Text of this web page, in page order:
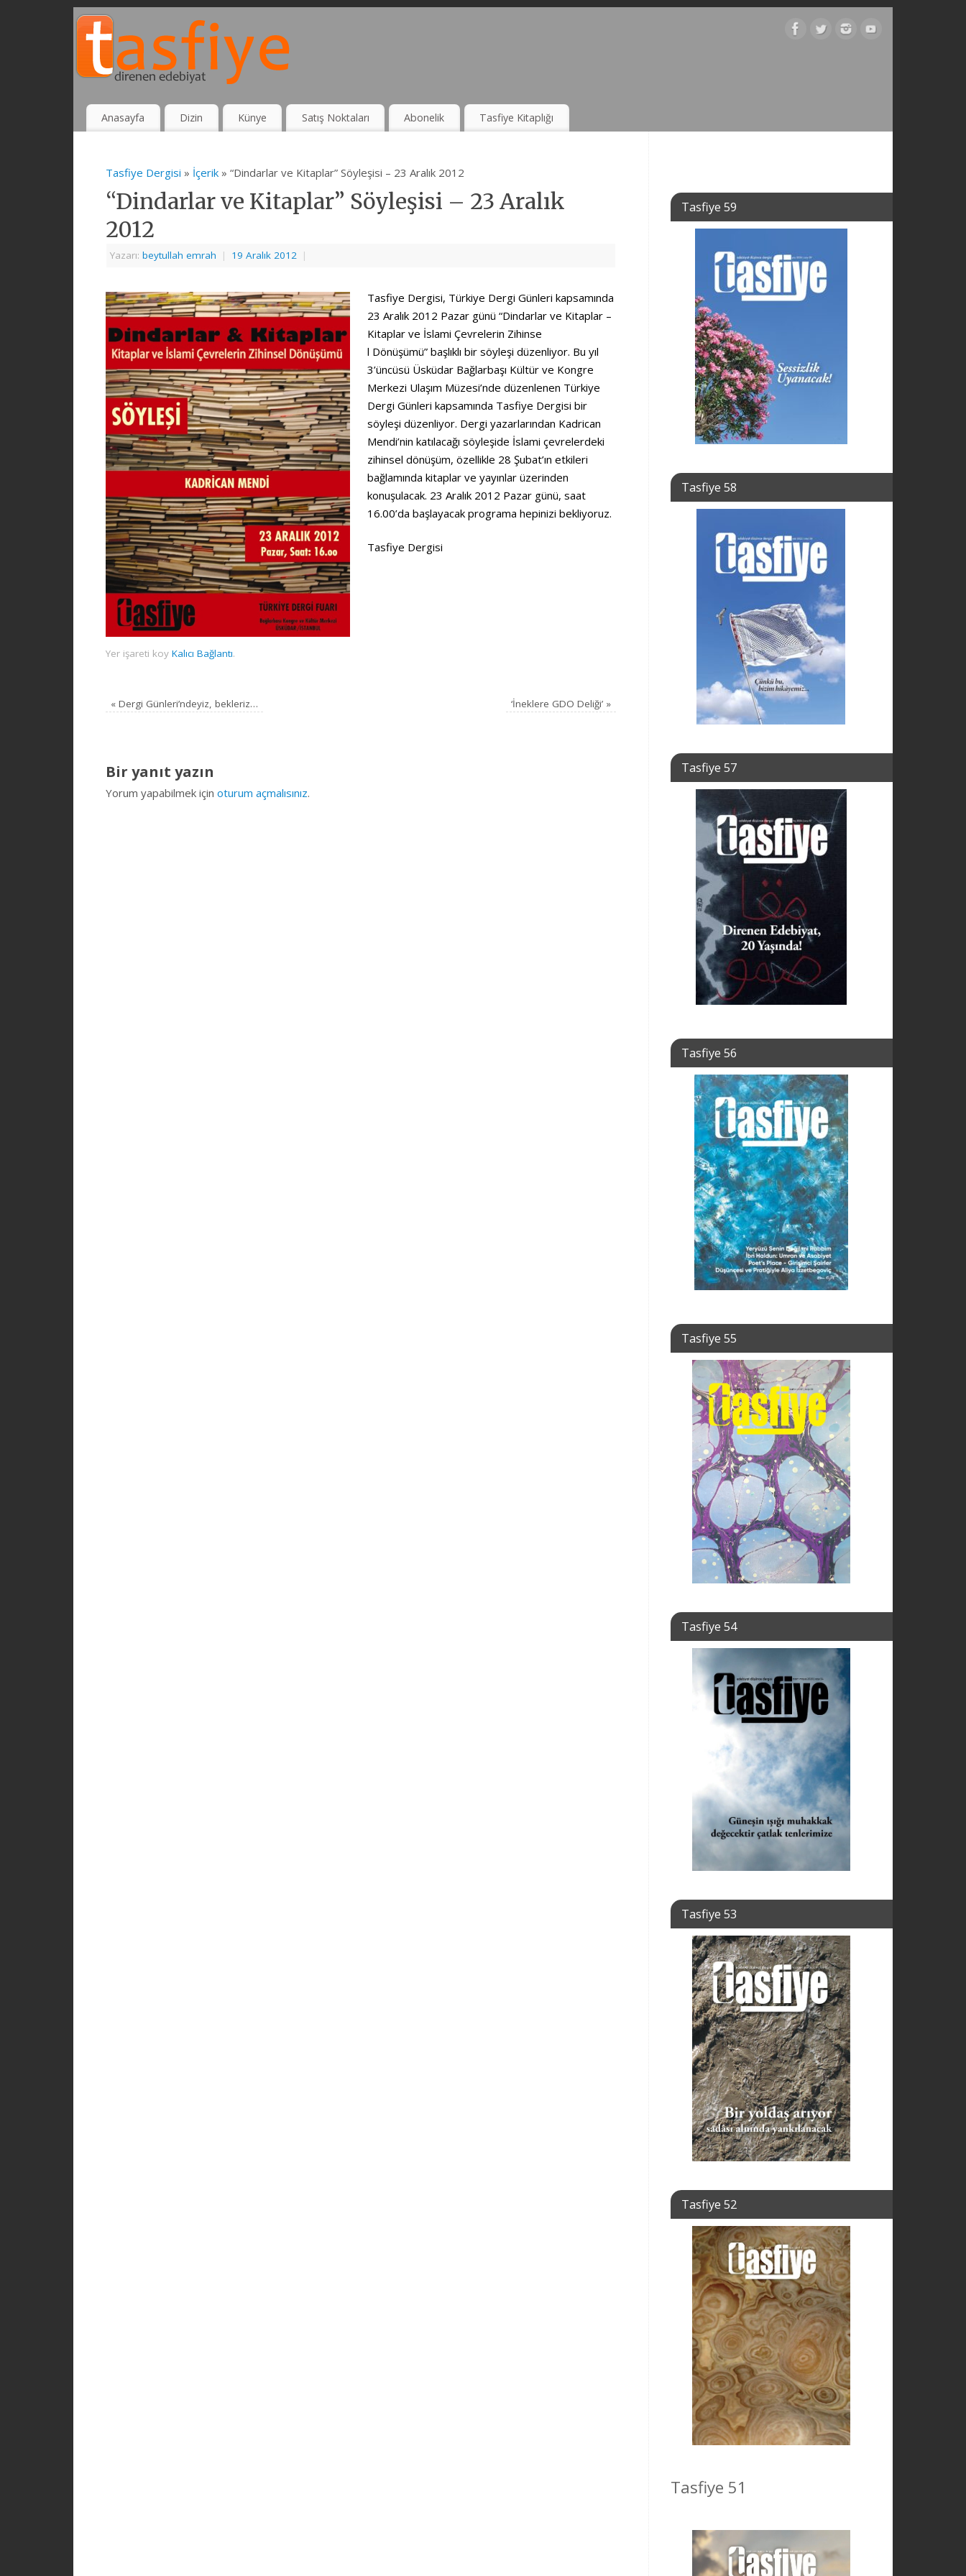
Anasayfa Dizin Künye Satış Noktaları Abonelik Tasfiye Kitaplığı
Tasfiye Dergisi » İçerik » “Dindarlar ve Kitaplar” Söyleşisi – 23 Aralık 2012
“Dindarlar ve Kitaplar” Söyleşisi – 23 Aralık
2012
Yazarı: beytullah emrah | 19 Aralık 2012 |
Tasfiye Dergisi, Türkiye Dergi Günleri kapsamında
23 Aralık 2012 Pazar günü “Dindarlar ve Kitaplar –
Kitaplar ve İslami Çevrelerin Zihinse
l Dönüşümü” başlıklı bir söyleşi düzenliyor. Bu yıl
3’üncüsü Üsküdar Bağlarbaşı Kültür ve Kongre
Merkezi Ulaşım Müzesi’nde düzenlenen Türkiye
Dergi Günleri kapsamında Tasfiye Dergisi bir
söyleşi düzenliyor. Dergi yazarlarından Kadrican
Mendi’nin katılacağı söyleşide İslami çevrelerdeki
zihinsel dönüşüm, özellikle 28 Şubat’ın etkileri
bağlamında kitaplar ve yayınlar üzerinden
konuşulacak. 23 Aralık 2012 Pazar günü, saat
16.00’da başlayacak programa hepinizi bekliyoruz.
Tasfiye Dergisi
Yer işareti koy Kalıcı Bağlantı.
« Dergi Günleri’ndeyiz, bekleriz… ‘İneklere GDO Deliği’ »
Bir yanıt yazın
Yorum yapabilmek için oturum açmalısınız.
Tasfiye 59
Tasfiye 58
Tasfiye 57
Tasfiye 56
Tasfiye 55
Tasfiye 54
Tasfiye 53
Tasfiye 52
Tasfiye 51